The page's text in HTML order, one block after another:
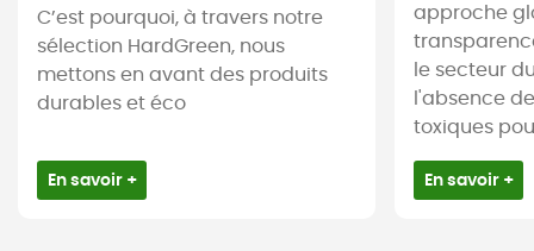
C’est pourquoi, à travers notre
sélection HardGreen, nous
mettons en avant des produits
durables et éco
En savoir +
approche
le secteur
l'absence
toxiques
En savoir +